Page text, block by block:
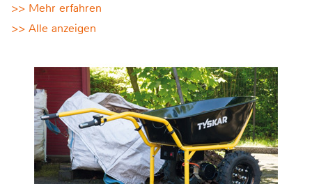
>> Mehr erfahren
>> Alle anzeigen